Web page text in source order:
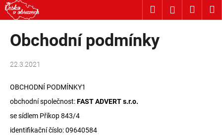
Přejít
na
obsah
Hledat Přihlášení
Obchodní podmínky
22.3.2021
OBCHODNÍ PODMÍNKY1
obchodní společnost:FAST ADVERT s.r.o.
se sídlem Příkop 843/4
identifikační číslo:09640584
K
o
o
o
t
ř
e